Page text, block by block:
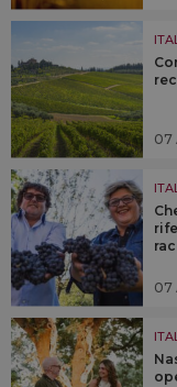
07
07